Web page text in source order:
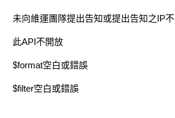
未向維運團隊提出告知或提出告知之IP
此API不開放
$format空白或錯誤
$filter空白或錯誤